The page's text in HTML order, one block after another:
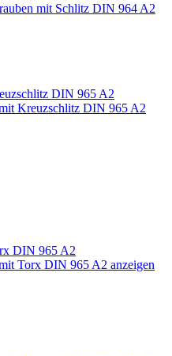
mit Schlitz DIN 964 A2
DIN 965 A2
Kreuzschlitz DIN 965 A2
DIN 965 A2
Torx DIN 965 A2 anzeigen